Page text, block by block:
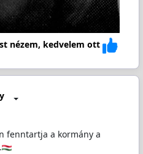
nézem, kedvelem ott
fenntartja a kormány a